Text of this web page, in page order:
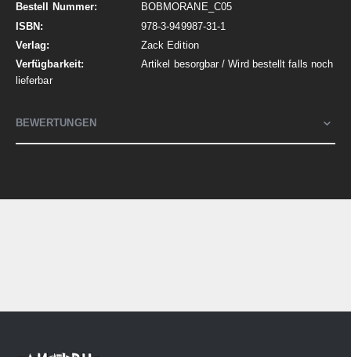
BOBMORANE_C05
978-3-949987-31-1
Zack Edition
Artikel besorgbar / Wird bestellt falls noch
lieferbar
BEWERTUNGEN